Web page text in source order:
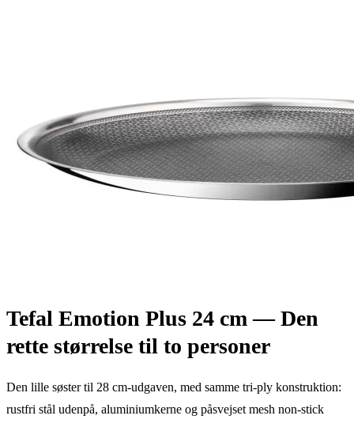
Tefal Emotion Plus 24 cm — Den
rette størrelse til to personer
Den lille søster til 28 cm-udgaven, med samme tri-ply konstruktion:
rustfri stål udenpå, aluminiumkerne og påsvejset mesh non-stick